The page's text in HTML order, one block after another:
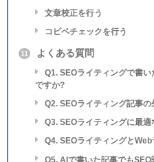
文章校正を行う
コピペチェックを行う
11 よくある質問
Q1. SEOライティングで書
ですか?
Q2. SEOライティング記事
Q3. SEOライティングに最
Q4. SEOライティングと
Q5. AIで書いた記事でも